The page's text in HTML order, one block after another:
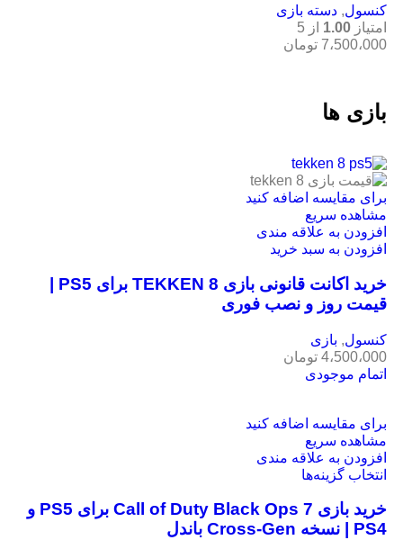
کنسول, دسته بازی
امتیاز 1.00 از 5
7،500،000 تومان
بازی ها
برای مقایسه اضافه کنید
مشاهده سریع
افزودن به علاقه مندی
افزودن به سبد خرید
خرید اکانت قانونی بازی TEKKEN 8 برای PS5 |
قیمت روز و نصب فوری
کنسول, بازی
4،500،000 تومان
اتمام موجودی
برای مقایسه اضافه کنید
مشاهده سریع
افزودن به علاقه مندی
انتخاب گزینه‌ها
خرید بازی Call of Duty Black Ops 7 برای PS5 و
PS4 | نسخه Cross-Gen باندل